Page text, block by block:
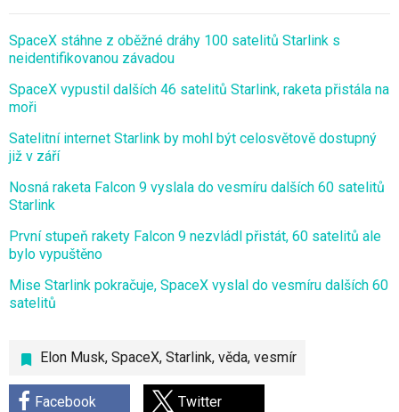
Elon Musk, SpaceX, Starlink, věda, vesmír
Facebook Twitter
SpaceX stáhne z oběžné dráhy 100 satelitů Starlink s
neidentifikovanou závadou
SpaceX vypustil dalších 46 satelitů Starlink, raketa přistála na
moři
Satelitní internet Starlink by mohl být celosvětově dostupný
již v září
Nosná raketa Falcon 9 vyslala do vesmíru dalších 60 satelitů
Starlink
První stupeň rakety Falcon 9 nezvládl přistát, 60 satelitů ale
bylo vypuštěno
Mise Starlink pokračuje, SpaceX vyslal do vesmíru dalších 60
satelitů